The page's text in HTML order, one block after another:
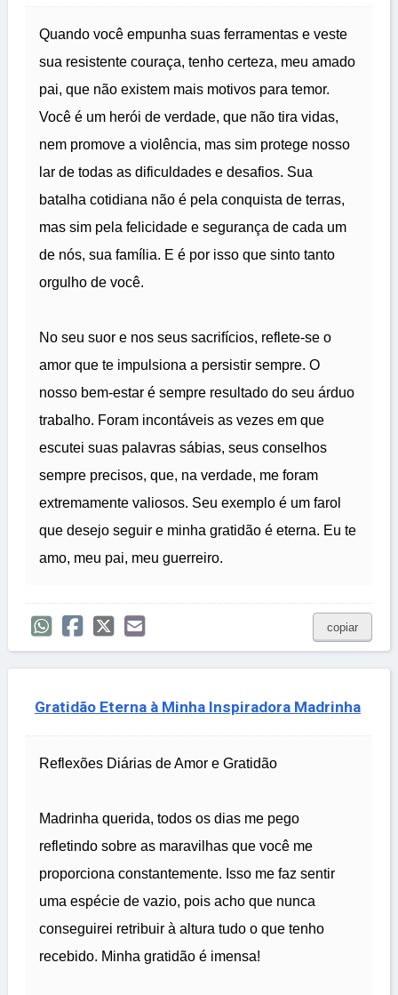
Quando você empunha suas ferramentas e veste
sua resistente couraça, tenho certeza, meu amado
pai, que não existem mais motivos para temor.
Você é um herói de verdade, que não tira vidas,
nem promove a violência, mas sim protege nosso
lar de todas as dificuldades e desafios. Sua
batalha cotidiana não é pela conquista de terras,
mas sim pela felicidade e segurança de cada um
de nós, sua família. E é por isso que sinto tanto
orgulho de você.
No seu suor e nos seus sacrifícios, reflete-se o
amor que te impulsiona a persistir sempre. O
nosso bem-estar é sempre resultado do seu árduo
trabalho. Foram incontáveis as vezes em que
escutei suas palavras sábias, seus conselhos
sempre precisos, que, na verdade, me foram
extremamente valiosos. Seu exemplo é um farol
que desejo seguir e minha gratidão é eterna. Eu te
amo, meu pai, meu guerreiro.
copiar
Gratidão Eterna à Minha Inspiradora Madrinha
Reflexões Diárias de Amor e Gratidão
Madrinha querida, todos os dias me pego
refletindo sobre as maravilhas que você me
proporciona constantemente. Isso me faz sentir
uma espécie de vazio, pois acho que nunca
conseguirei retribuir à altura tudo o que tenho
recebido. Minha gratidão é imensa!